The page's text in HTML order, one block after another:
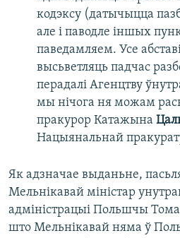
кодэксу (датычыцца
але і паводле іншых
паведамляем. Усе
высьветляць падчас
перадалі Агенцтву
мы нічога ня можам
пракурор Катажына
Нацыянальнай
Як адзначае выданьне,
Мельнікавай міністар
адміністрацыі Польшчы
што Мельнікавай няма ў